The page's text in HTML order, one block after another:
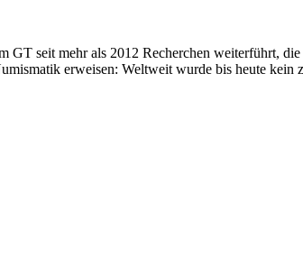
seit mehr als 2012 Recherchen weiterführt,
erweisen: Weltweit wurde bis heute kein